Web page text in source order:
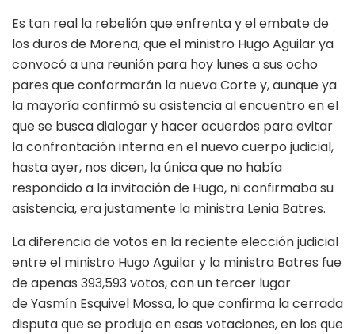
Es tan real la rebelión que enfrenta y el embate de
los duros de Morena, que el ministro Hugo Aguilar ya
convocó a una reunión para hoy lunes a sus ocho
pares que conformarán la nueva Corte y, aunque ya
la mayoría confirmó su asistencia al encuentro en el
que se busca dialogar y hacer acuerdos para evitar
la confrontación interna en el nuevo cuerpo judicial,
hasta ayer, nos dicen, la única que no había
respondido a la invitación de Hugo, ni confirmaba su
asistencia, era justamente la ministra Lenia Batres.
La diferencia de votos en la reciente elección judicial
entre el ministro Hugo Aguilar y la ministra Batres fue
de apenas 393,593 votos, con un tercer lugar
de Yasmín Esquivel Mossa, lo que confirma la cerrada
disputa que se produjo en esas votaciones, en los que